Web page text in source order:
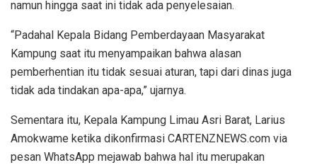
namun hingga saat ini tidak ada penyelesaian.
“Padahal Kepala Bidang Pemberdayaan Masyarakat
Kampung saat itu menyampaikan bahwa alasan
pemberhentian itu tidak sesuai aturan, tapi dari dinas juga
tidak ada tindakan apa-apa,” ujarnya.
Sementara itu, Kepala Kampung Limau Asri Barat, Larius
Amokwame ketika dikonfirmasi CARTENZNEWS.com via
pesan WhatsApp mejawab bahwa hal itu merupakan